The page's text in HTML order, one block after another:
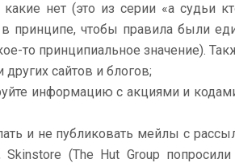
нет (это из серии «а судьи
принципе, чтобы правила были
то принципиальное значение).
сайтов и блогов;
информацию с акциями и
и не публиковать мейлы с
Skinstore (The Hut Group